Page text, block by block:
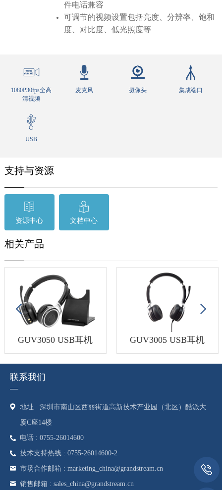
件电话兼容
可调节的视频设置包括亮度、分辨率、饱和
度、对比度、低光照度等
1080P30fps全高
清视频
麦克风 摄像头 集成端口
USB
支持与资源
资源中心 文档中心
相关产品
GUV3050 USB耳机 GUV3005 USB耳机
联系我们
地址 : 深圳市南山区西丽街道高新技术产业园（北区）酷派大
厦C座14楼
电话 : 0755-26014600
技术支持热线 : 0755-26014600-2
市场合作邮箱 : marketing_china@grandstream.cn
销售邮箱 : sales_china@grandstream.cn